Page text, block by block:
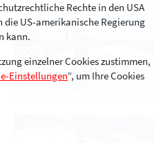
Rechte in den USA
die US-amerikanische Regierung
kann.
einzelner Cookies zustimmen,
Einstellungen“, um Ihre Cookies